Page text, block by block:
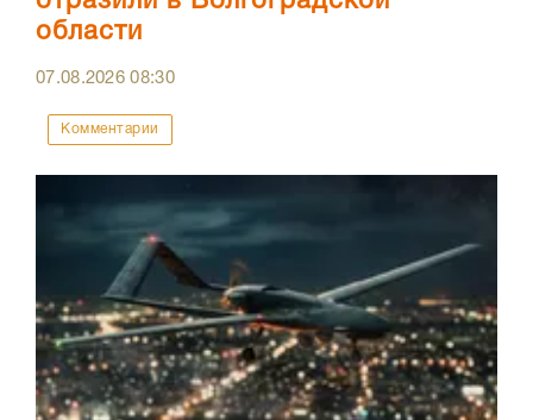
области
07.08.202608:30
Комментарии